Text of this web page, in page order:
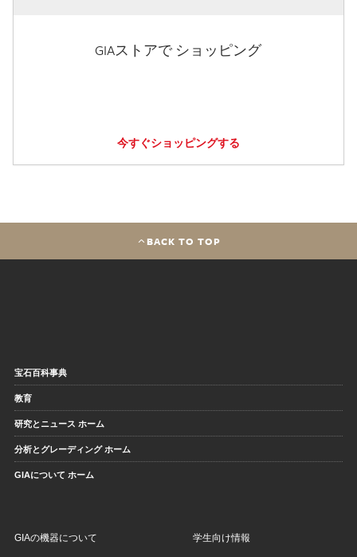
GIAストアで ショッピング
今すぐショッピングする
BACK TO TOP
宝石百科事典
教育
研究とニュース ホーム
分析とグレーディング ホーム
GIAについて ホーム
GIAの機器について 学生向け情報